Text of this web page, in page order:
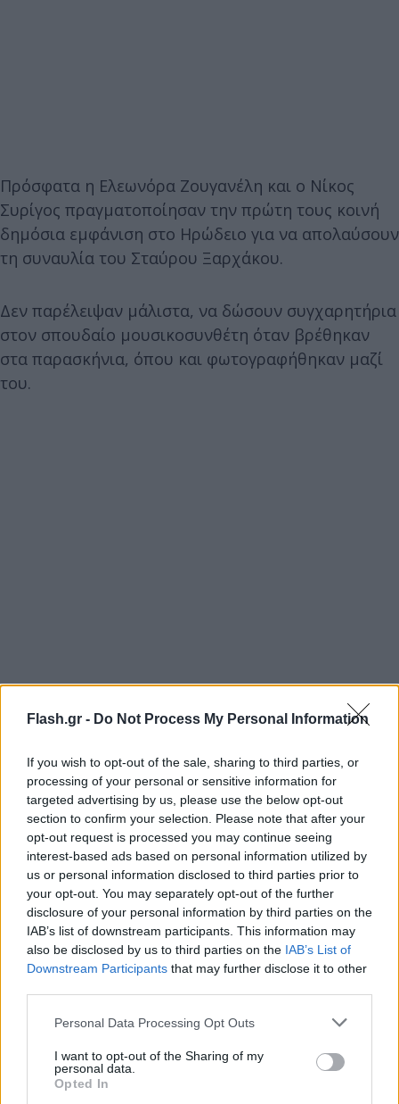
Flash.gr - Do Not Process My Personal Information
If you wish to opt-out of the sale, sharing to third parties, or
processing of your personal or sensitive information for
targeted advertising by us, please use the below opt-out
section to confirm your selection. Please note that after your
opt-out request is processed you may continue seeing
interest-based ads based on personal information utilized by
us or personal information disclosed to third parties prior to
your opt-out. You may separately opt-out of the further
disclosure of your personal information by third parties on the
IAB’s list of downstream participants. This information may
also be disclosed by us to third parties on the IAB’s List of
Downstream Participants that may further disclose it to other
Please note that this website/app uses one or more Google
not limited to your visit or usage behaviour. You may click to
grant or deny consent to Google and its third-party tags to
use your data for below specified purposes in below Google
Personal Data Processing Opt Outs
I want to opt-out of the Sharing of my
personal data.
Opted In
Πρόσφατα η Ελεωνόρα Ζουγανέλη και ο Νίκος
Συρίγος πραγματοποίησαν την πρώτη τους κοινή
δημόσια εμφάνιση στο Ηρώδειο για να απολαύσουν
τη συναυλία του Σταύρου Ξαρχάκου.
Δεν παρέλειψαν μάλιστα, να δώσουν συγχαρητήρια
στον σπουδαίο μουσικοσυνθέτη όταν βρέθηκαν
στα παρασκήνια, όπου και φωτογραφήθηκαν μαζί
του.
Τις φωτογραφίες της κοινής του εμφάνισης
δημοσιεύει σήμερα στο νέο του τεύχος, το
περιοδικό HELLO!